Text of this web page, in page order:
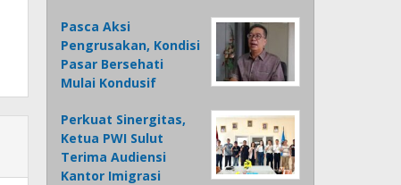
Pasca Aksi
Pengrusakan, Kondisi
Pasar Bersehati
Mulai Kondusif
Perkuat Sinergitas,
Ketua PWI Sulut
Terima Audiensi
Kantor Imigrasi